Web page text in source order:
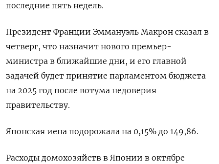
последние пять недель.
Президент Франции Эммануэль Макрон сказал в
четверг, что назначит нового премьер-
министра в ближайшие дни, и его главной
задачей будет принятие парламентом бюджета
на 2025 год после вотума недоверия
правительству.
Японская иена подорожала на 0,15%​ до 149,86.
Расходы домохозяйств в Японии в октябре